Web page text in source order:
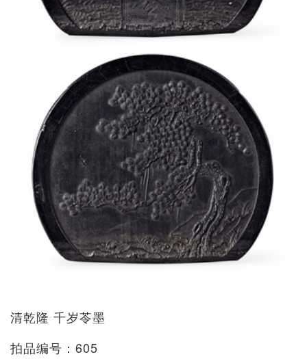
清乾隆 千岁苓墨
拍品编号：605